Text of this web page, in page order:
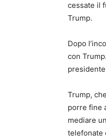
cessate il
Trump.
Dopo
con
Trump,
porre fine
mediare
telefonate